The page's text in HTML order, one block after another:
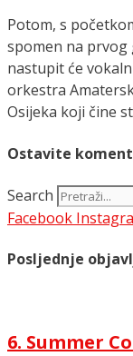
Potom, s
spomen na prvog
nastupit će
orkestra
Osijeka koji čine
Ostavite
Search
Facebook
Posljednje
6. Summer